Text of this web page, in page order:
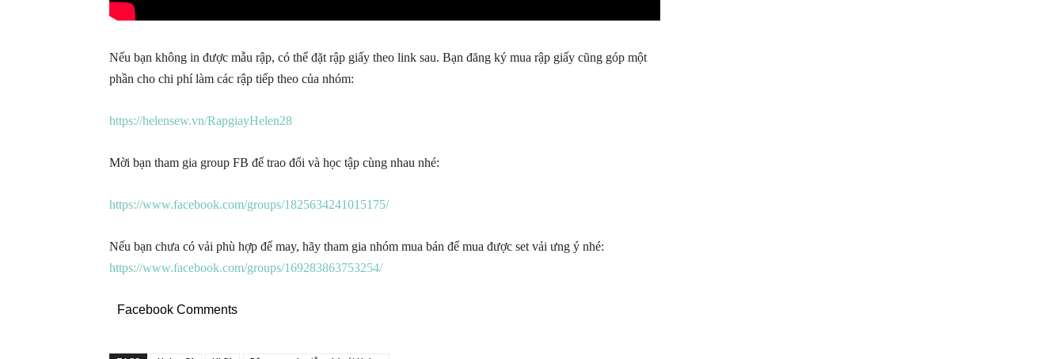
Nếu bạn không in được mẫu rập, có thể đặt rập giấy theo link sau. Bạn đăng ký mua rập giấy cũng góp một
phần cho chi phí làm các rập tiếp theo của nhóm:
https://helensew.vn/RapgiayHelen28
Mời bạn tham gia group FB để trao đổi và học tập cùng nhau nhé:
https://www.facebook.com/groups/1825634241015175/
Nếu bạn chưa có vải phù hợp để may, hãy tham gia nhóm mua bán để mua được set vải ưng ý nhé:
https://www.facebook.com/groups/169283863753254/
Facebook Comments